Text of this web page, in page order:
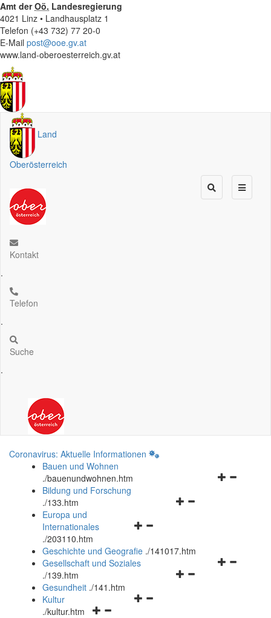
Amt derOö. Landesregierung
4021 Linz • Landhausplatz 1
Telefon (+43 732) 77 20-0
E-Mail post@ooe.gv.at
www.land-oberoesterreich.gv.at
Land
Oberösterreich
Kontakt
.
Telefon
.
Suche
.
Coronavirus: Aktuelle Informationen
Bauen und Wohnen
./bauenundwohnen.htm
Navigationsmenü
Bildung und Forschung
./133.htm
Navigationsmenü
und
schließen
Europa und
Internationales
./203110.htm
Geschichte und Geografie ./141017.htm
Navigationsmenü
Gesellschaft und Soziales
./139.htm
Navigationsmenü
Gesundheit ./141.htm
Navigationsmenü
Kultur
./kultur.htm